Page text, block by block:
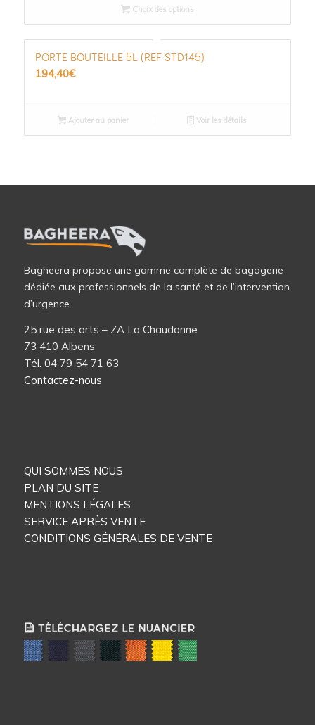
Choix des options
PORTE BOUTEILLE 5L (REF STD145)
194,40€
Ajouter au panier Voir les détails
Bagheera propose une gamme complète de bagagerie
dédiée aux professionnels de la santé et de l’intervention
d’urgence
25 rue des arts – ZA La Chaudanne
73 410 Albens
Tél. 04 79 54 71 63
Contactez-nous
QUI SOMMES NOUS
PLAN DU SITE
MENTIONS LÉGALES
SERVICE APRÈS VENTE
CONDITIONS GÉNÉRALES DE VENTE